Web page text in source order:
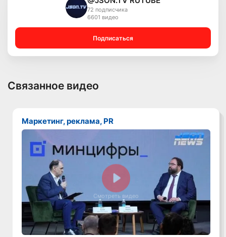
72 подписчика
6601 видео
Подписаться
Связанное видео
Маркетинг, реклама, PR
Смотреть видео